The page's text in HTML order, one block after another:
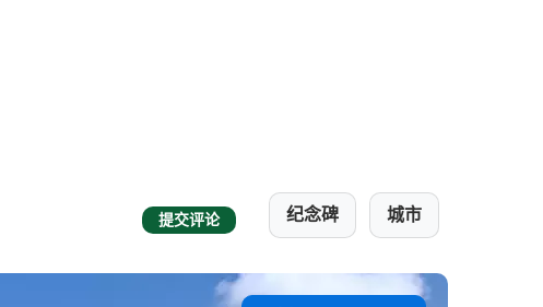
提交评论 纪念碑 城市